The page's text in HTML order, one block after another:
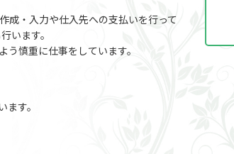
成・入力や仕入先への支払いを行って
います。
慎重に仕事をしています。
す。